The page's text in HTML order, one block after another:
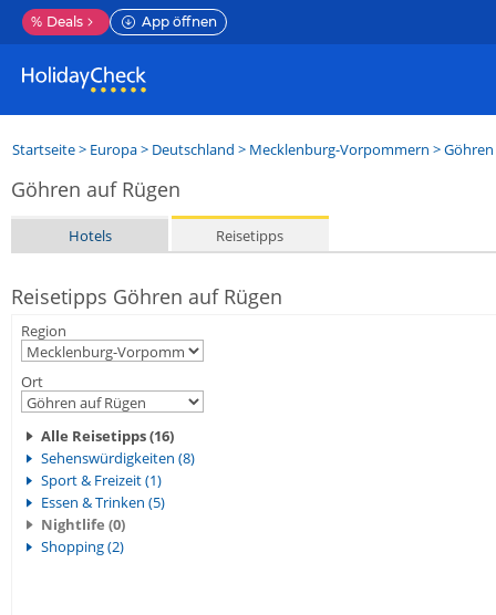
% Deals App öffnen
Startseite> Europa> Deutschland > Mecklenburg-Vorpommern >
Göhren auf Rügen
Hotels Reisetipps
Reisetipps Göhren auf Rügen
Region
Ort
Alle Reisetipps (16)
Sehenswürdigkeiten (8)
Sport & Freizeit (1)
Essen & Trinken (5)
Nightlife (0)
Shopping (2)